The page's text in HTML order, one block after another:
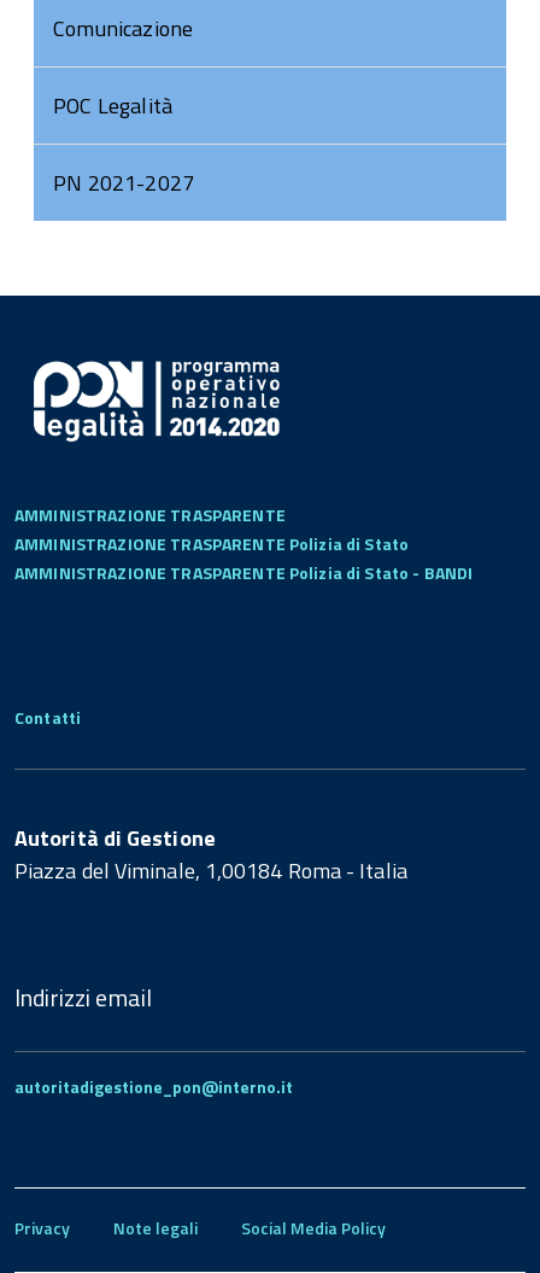
Comunicazione
POC Legalità
PN 2021-2027
AMMINISTRAZIONE TRASPARENTE
AMMINISTRAZIONE TRASPARENTE Polizia di Stato
AMMINISTRAZIONE TRASPARENTE Polizia di Stato - BANDI
Contatti
Autorità di Gestione
Piazza del Viminale, 1,00184 Roma - Italia
Indirizzi email
autoritadigestione_pon@interno.it
Privacy Note legali Social Media Policy